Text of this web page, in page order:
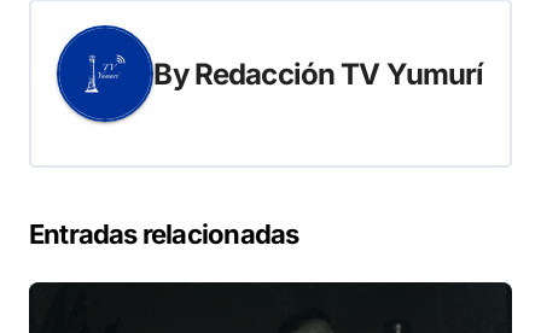
ByRedacción TV Yumurí
Entradas relacionadas